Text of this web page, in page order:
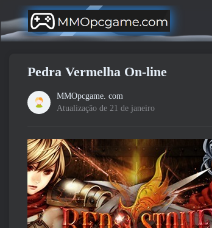
Pedra Vermelha On-line
MMOpcgame. com
Atualização de 21 de janeiro